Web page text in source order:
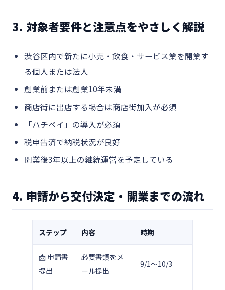
3. 対象者要件と注意点をやさしく解説
渋谷区内で新たに小売・飲食・サービス業を開業す
る個人または法人
創業前または創業10年未満
商店街に出店する場合は商店街加入が必須
「ハチペイ」の導入が必須
税申告済で納税状況が良好
開業後3年以上の継続運営を予定している
4. 申請から交付決定・開業までの流れ
ステップ 内容 時期
📩 申請書
提出
必要書類をメ
ール提出
9/1〜10/3